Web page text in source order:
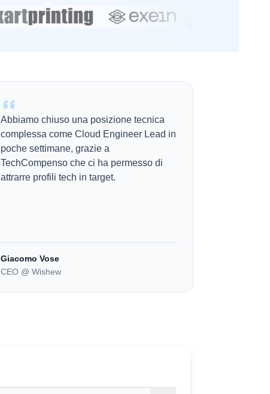
Abbiamo chiuso una posizione tecnica
complessa come Cloud Engineer Lead in
poche settimane, grazie a
TechCompenso che ci ha permesso di
attrarre profili tech in target.
Giacomo Vose
CEO @ Wishew